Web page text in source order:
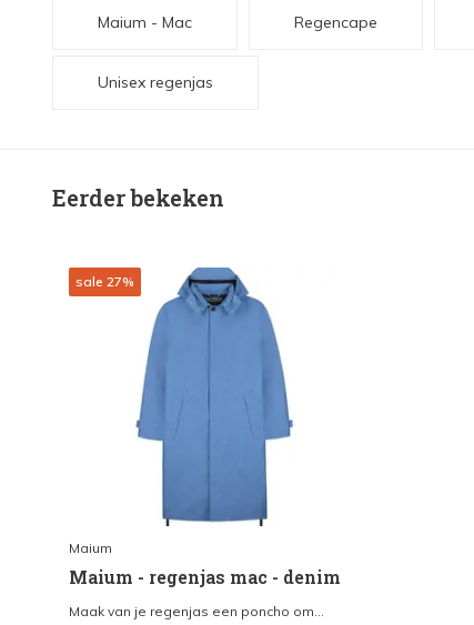
Maium - Mac Regencape
Unisex regenjas
Eerder bekeken
sale 27%
Maium
Maium - regenjas mac - denim
Maak van je regenjas een poncho om...